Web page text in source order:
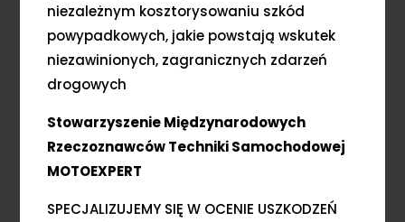
niezależnym kosztorysowaniu szkód
powypadkowych, jakie powstają wskutek
niezawinionych, zagranicznych zdarzeń
drogowych
Stowarzyszenie Międzynarodowych
Rzeczoznawców Techniki Samochodowej
MOTOEXPERT
SPECJALIZUJEMY SIĘ W OCENIE USZKODZEŃ